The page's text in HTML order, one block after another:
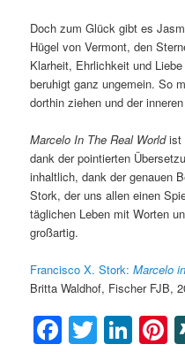
Doch zum Glück gibt es
Hügel von Vermont, den
Klarheit, Ehrlichkeit und
beruhigt ganz ungemein. So
dorthin ziehen und der
Marcelo In The Real Worldist
dank der pointierten
inhaltlich, dank der genauen
Stork, der uns allen einen
täglichen Leben mit Worten
großartig.
Francisco X. Stork:Marcelo
Britta Waldhof, Fischer FJB,
Twitter